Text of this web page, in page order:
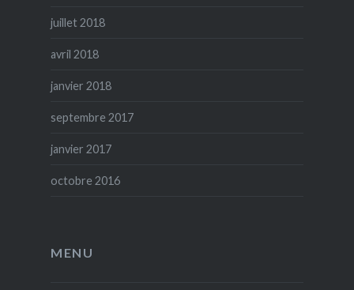
juillet 2018
avril 2018
janvier 2018
septembre 2017
janvier 2017
octobre 2016
MENU